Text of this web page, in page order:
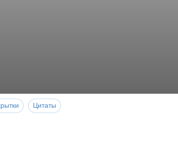
Цитаты